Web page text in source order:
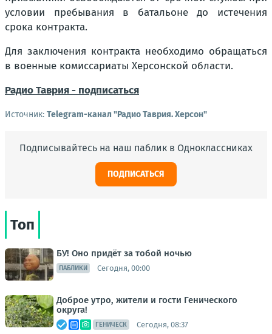
условии пребывания в батальоне до истечения
срока контракта.
Для заключения контракта необходимо обращаться
в военные комиссариаты Херсонской области.
Радио Таврия - подписаться
Источник: Telegram-канал "Радио Таврия. Херсон"
Подписывайтесь на наш паблик в Одноклассниках
ПОДПИСАТЬСЯ
Топ
БУ! Оно придёт за тобой ночью
ПАБЛИКИ Сегодня, 00:00
Доброе утро, жители и гости Генического
округа!
ГЕНИЧЕСК Сегодня, 08:37